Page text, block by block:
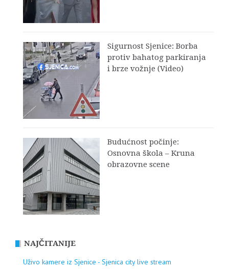
Sigurnost Sjenice: Borba
protiv bahatog parkiranja
i brze vožnje (Video)
Budućnost počinje:
Osnovna škola – Kruna
obrazovne scene
NAJČITANIJE
Uživo kamere iz Sjenice - Sjenica city live stream